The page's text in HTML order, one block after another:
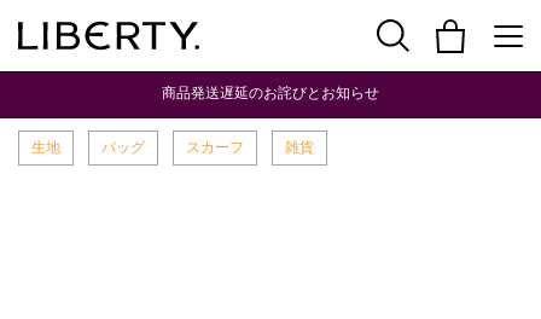
商品発送遅延のお詫びとお知らせ
生地 バッグ スカーフ 雑貨